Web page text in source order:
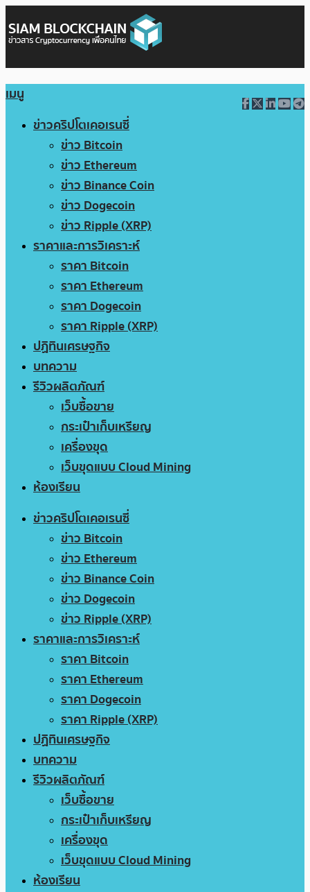
เมนู
ข่าวคริปโตเคอเรนซี่
ข่าว Bitcoin
ข่าว Ethereum
ข่าว Binance Coin
ข่าว Dogecoin
ข่าว Ripple (XRP)
ราคาและการวิเคราะห์
ราคา Bitcoin
ราคา Ethereum
ราคา Dogecoin
ราคา Ripple (XRP)
ปฏิทินเศรษฐกิจ
บทความ
รีวิวผลิตภัณฑ์
เว็บซื้อขาย
กระเป๋าเก็บเหรียญ
เครื่องขุด
เว็บขุดแบบ Cloud Mining
ห้องเรียน
ข่าวคริปโตเคอเรนซี่
ข่าว Bitcoin
ข่าว Ethereum
ข่าว Binance Coin
ข่าว Dogecoin
ข่าว Ripple (XRP)
ราคาและการวิเคราะห์
ราคา Bitcoin
ราคา Ethereum
ราคา Dogecoin
ราคา Ripple (XRP)
ปฏิทินเศรษฐกิจ
บทความ
รีวิวผลิตภัณฑ์
เว็บซื้อขาย
กระเป๋าเก็บเหรียญ
เครื่องขุด
เว็บขุดแบบ Cloud Mining
ห้องเรียน